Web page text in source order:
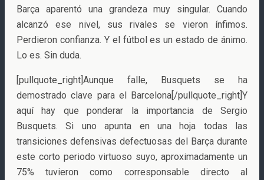
Barça aparentó una grandeza muy singular. Cuando
alcanzó ese nivel, sus rivales se vieron ínfimos.
Perdieron confianza. Y el fútbol es un estado de ánimo.
Lo es. Sin duda.
[pullquote_right]Aunque falle, Busquets se ha
demostrado clave para el Barcelona[/pullquote_right]Y
aquí hay que ponderar la importancia de Sergio
Busquets. Si uno apunta en una hoja todas las
transiciones defensivas defectuosas del Barça durante
este corto periodo virtuoso suyo, aproximadamente un
75% tuvieron como corresponsable directo al